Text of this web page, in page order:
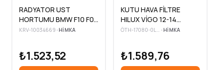
RADYATOR UST
HORTUMU BMW F10 F07
N20 11>
KRV-10034669 •HIMKA
₺1.523,52
KUTU HAVA FİLTRE
HILUX VİGO 12-14
KOMPLE ALT/ÜST
ÖTH-17080-0L190 •HIMKA
₺1.589,76